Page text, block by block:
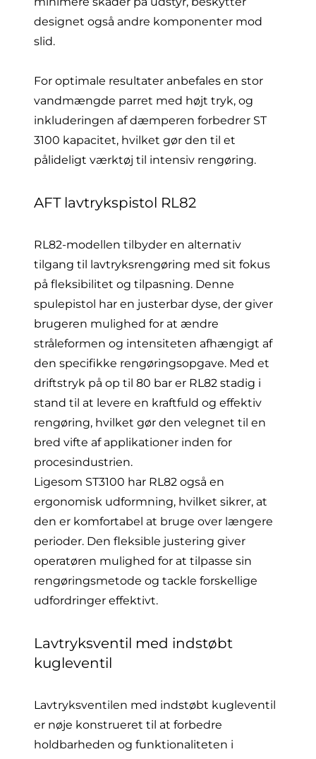
designet også andre komponenter mod
slid.
For optimale resultater anbefales en stor
vandmængde parret med højt tryk, og
inkluderingen af dæmperen forbedrer ST
3100 kapacitet, hvilket gør den til et
pålideligt værktøj til intensiv rengøring.
AFT lavtrykspistol RL82
RL82-modellen tilbyder en alternativ
tilgang til lavtryksrengøring med sit fokus
på fleksibilitet og tilpasning. Denne
spulepistol har en justerbar dyse, der giver
brugeren mulighed for at ændre
stråleformen og intensiteten afhængigt af
den specifikke rengøringsopgave. Med et
driftstryk på op til 80 bar er RL82 stadig i
stand til at levere en kraftfuld og effektiv
rengøring, hvilket gør den velegnet til en
bred vifte af applikationer inden for
procesindustrien.
Ligesom ST3100 har RL82 også en
ergonomisk udformning, hvilket sikrer, at
den er komfortabel at bruge over længere
perioder. Den fleksible justering giver
operatøren mulighed for at tilpasse sin
rengøringsmetode og tackle forskellige
udfordringer effektivt.
Lavtryksventil med indstøbt
kugleventil
Lavtryksventilen med indstøbt kugleventil
er nøje konstrueret til at forbedre
holdbarheden og funktionaliteten i